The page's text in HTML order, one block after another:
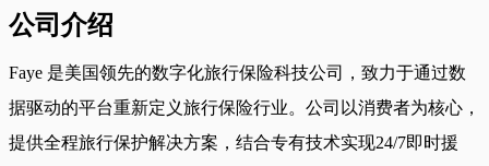
公司介绍
Faye 是美国领先的数字化旅行保险科技公司，致力于通过数
据驱动的平台重新定义旅行保险行业。公司以消费者为核心，
提供全程旅行保护解决方案，结合专有技术实现24/7即时援